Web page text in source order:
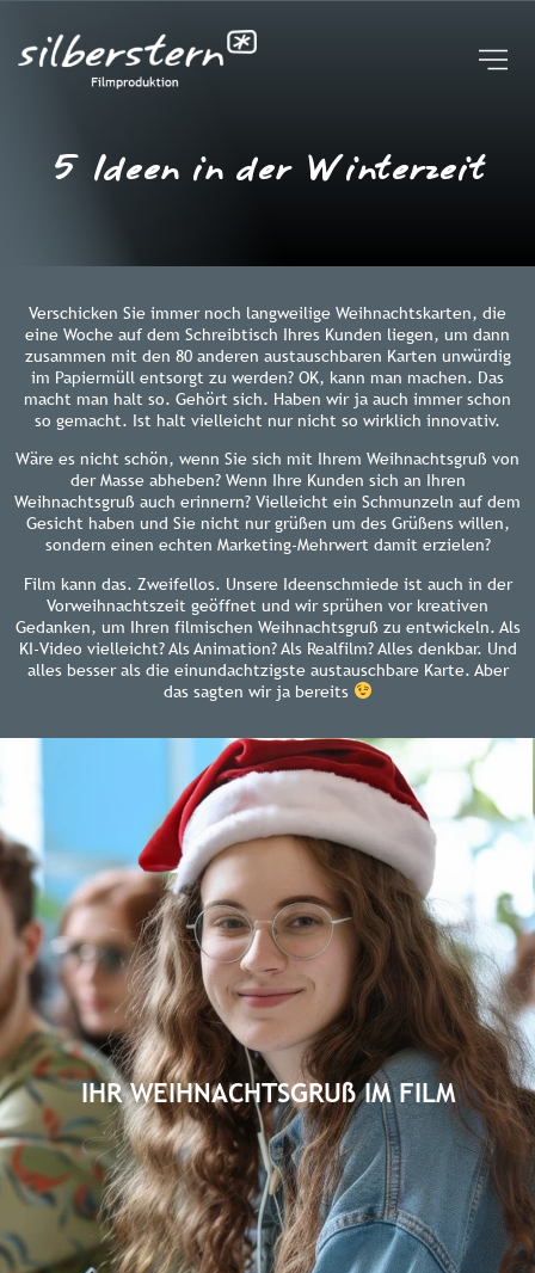
STUDIO | KAMERAROBOTER
BLOG
5 Ideen in der Winterzeit
Verschicken Sie immer noch langweilige Weihnachtskarten, die
eine Woche auf dem Schreibtisch Ihres Kunden liegen, um dann
zusammen mit den 80 anderen austauschbaren Karten unwürdig
im Papiermüll entsorgt zu werden? OK, kann man machen. Das
macht man halt so. Gehört sich. Haben wir ja auch immer schon
so gemacht. Ist halt vielleicht nur nicht so wirklich innovativ.
Wäre es nicht schön, wenn Sie sich mit Ihrem Weihnachtsgruß von
der Masse abheben? Wenn Ihre Kunden sich an Ihren
Weihnachtsgruß auch erinnern? Vielleicht ein Schmunzeln auf dem
Gesicht haben und Sie nicht nur grüßen um des Grüßens willen,
sondern einen echten Marketing-Mehrwert damit erzielen?
Film kann das. Zweifellos. Unsere Ideenschmiede ist auch in der
Vorweihnachtszeit geöffnet und wir sprühen vor kreativen
Gedanken, um Ihren filmischen Weihnachtsgruß zu entwickeln. Als
KI-Video vielleicht? Als Animation? Als Realfilm? Alles denkbar. Und
alles besser als die einundachtzigste austauschbare Karte. Aber
das sagten wir ja bereits
IHR WEIHNACHTSGRUß IM FILM